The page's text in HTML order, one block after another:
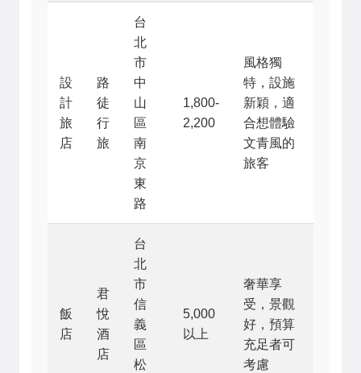
設
計
旅
店
路
徒
行
旅
台
北
市
中
山
區
南
京
東
路
1,800-
2,200
風格獨
特，設施
新穎，適
合想體驗
文青風的
旅客
飯
店
君
悅
酒
店
台
北
市
信
義
區
松
5,000
以上
奢華享
受，景觀
好，預算
充足者可
考慮